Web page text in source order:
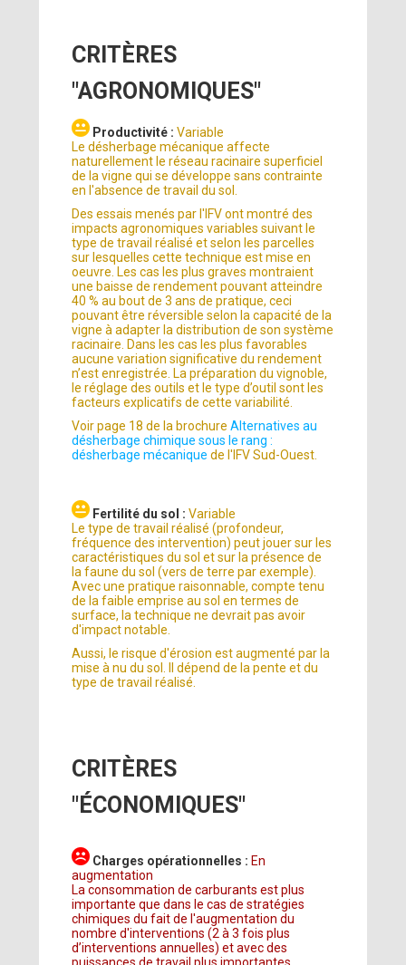
CRITÈRES
"AGRONOMIQUES"
Productivité :Variable
Le désherbage mécanique affecte
naturellement le réseau racinaire superficiel
de la vigne qui se développe sans contrainte
en l'absence de travail du sol.
Des essais menés par l'IFV ont montré des
impacts agronomiques variables suivant le
type de travail réalisé et selon les parcelles
sur lesquelles cette technique est mise en
oeuvre. Les cas les plus graves montraient
une baisse de rendement pouvant atteindre
40 % au bout de 3 ans de pratique, ceci
pouvant être réversible selon la capacité de la
vigne à adapter la distribution de son système
racinaire. Dans les cas les plus favorables
aucune variation significative du rendement
n’est enregistrée. La préparation du vignoble,
le réglage des outils et le type d’outil sont les
facteurs explicatifs de cette variabilité.
Voir page 18 de la brochureAlternatives au
désherbage chimique sous le rang :
désherbage mécanique de l'IFV Sud-Ouest.
Fertilité du sol :Variable
Le type de travail réalisé (profondeur,
fréquence des intervention) peut jouer sur les
caractéristiques du sol et sur la présence de
la faune du sol (vers de terre par exemple).
Avec une pratique raisonnable, compte tenu
de la faible emprise au sol en termes de
surface, la technique ne devrait pas avoir
d'impact notable.
Aussi, le risque d'érosion est augmenté par la
mise à nu du sol. Il dépend de la pente et du
type de travail réalisé.
CRITÈRES
"ÉCONOMIQUES"
Charges opérationnelles : En
augmentation
La consommation de carburants est plus
importante que dans le cas de stratégies
chimiques du fait de l'augmentation du
nombre d'interventions (2 à 3 fois plus
d’interventions annuelles) et avec des